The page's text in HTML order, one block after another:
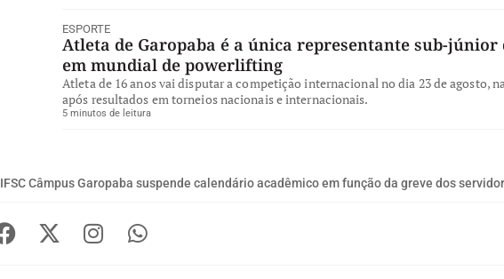
ESPORTE
Atleta de Garopaba é a única representante sub-júnior
em mundial de powerlifting
Atleta de 16 anos vai disputar a competição internacional no dia 23 de agosto,
após resultados em torneios nacionais e internacionais.
5 minutos de leitura
IFSC Câmpus Garopaba suspende calendário acadêmico em função da greve dos